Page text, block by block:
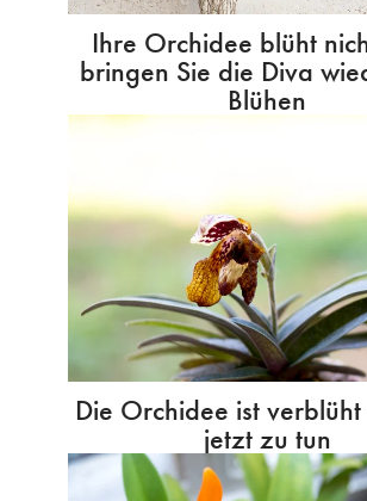
Ihre Orchidee blüht
bringen Sie die Diva
Blühen
Die Orchidee ist verblüht
jetzt zu tun